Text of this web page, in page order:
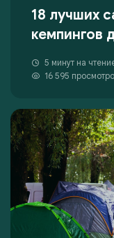
18 лучших
кемпингов
5 минут на
16 595